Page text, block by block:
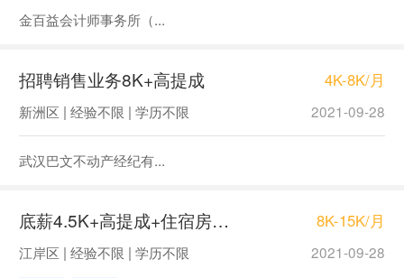
金百益会计师事务所（...
招聘销售业务8K+高提成 4K-8K/月
新洲区 | 经验不限 | 学历不限 2021-09-28
武汉巴文不动产经纪有...
底薪4.5K+高提成+住宿房产销售 8K-15K/月
江岸区 | 经验不限 | 学历不限 2021-09-28